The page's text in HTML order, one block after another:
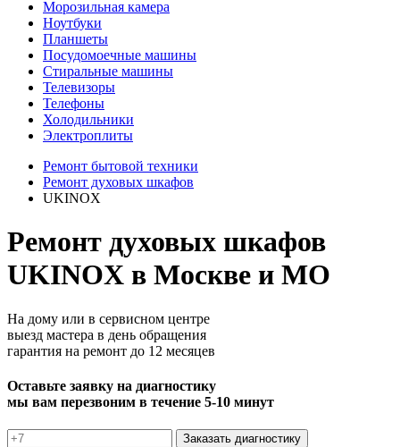
Морозильная камера
Ноутбуки
Планшеты
Посудомоечные машины
Стиральные машины
Телевизоры
Телефоны
Холодильники
Электроплиты
Ремонт бытовой техники
Ремонт духовых шкафов
UKINOX
Ремонт духовых шкафов
UKINOX в Москве и МО
На дому или в сервисном центре
выезд мастера в день обращения
гарантия на ремонт до 12 месяцев
Оставьте заявку на диагностику
мы вам перезвоним в течение 5-10 минут
Заказать диагностику